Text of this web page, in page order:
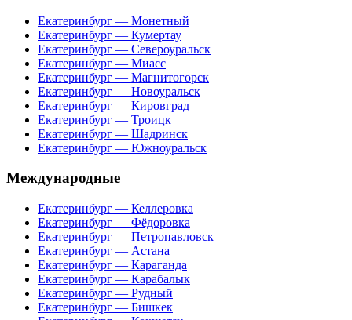
Екатеринбург — Монетный
Екатеринбург — Кумертау
Екатеринбург — Североуральск
Екатеринбург — Миасс
Екатеринбург — Магнитогорск
Екатеринбург — Новоуральск
Екатеринбург — Кировград
Екатеринбург — Троицк
Екатеринбург — Шадринск
Екатеринбург — Южноуральск
Международные
Екатеринбург — Келлеровка
Екатеринбург — Фёдоровка
Екатеринбург — Петропавловск
Екатеринбург — Астана
Екатеринбург — Караганда
Екатеринбург — Карабалык
Екатеринбург — Рудный
Екатеринбург — Бишкек